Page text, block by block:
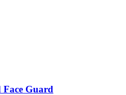
Guard